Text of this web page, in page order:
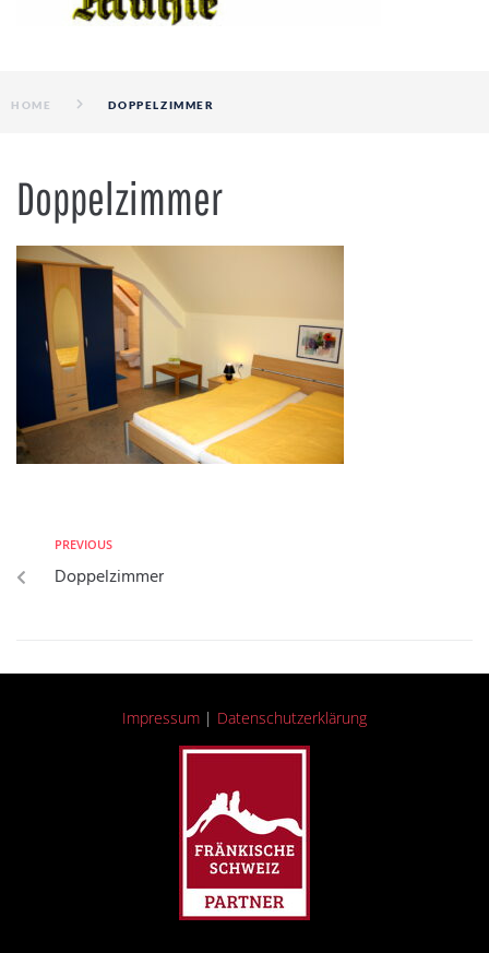
HOME DOPPELZIMMER
Doppelzimmer
PREVIOUS
Doppelzimmer
Impressum | Datenschutzerklärung